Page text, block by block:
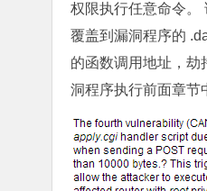
权限执行任意命令。
覆盖到漏洞程序的
的函数调用地址，劫
洞程序执行前面章节